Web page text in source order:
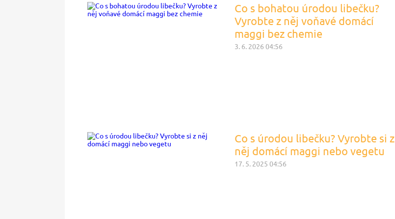
Co s bohatou úrodou libečku?
Vyrobte z něj voňavé domácí
maggi bez chemie
3. 6. 2026 04:56
Co s úrodou libečku? Vyrobte si z
něj domácí maggi nebo vegetu
17. 5. 2025 04:56